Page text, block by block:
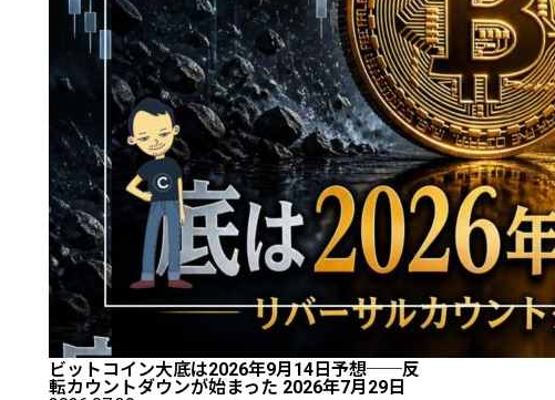
ビットコイン大底は2026年9月14日予想──反
転カウントダウンが始まった 2026年7月29日